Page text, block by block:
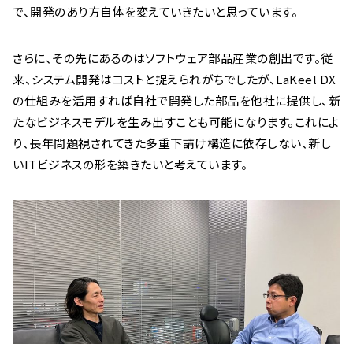
で、開発のあり方自体を変えていきたいと思っています。
さらに、その先にあるのはソフトウェア部品産業の創出です。従
来、システム開発はコストと捉えられがちでしたが、LaKeel DX
の仕組みを活用すれば自社で開発した部品を他社に提供し、新
たなビジネスモデルを生み出すことも可能になります。これによ
り、長年問題視されてきた多重下請け構造に依存しない、新し
いITビジネスの形を築きたいと考えています。